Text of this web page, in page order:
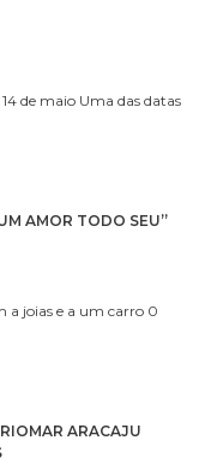
de maio Uma das datas
AMOR TODO SEU”
a joias e a um carro 0
ARACAJU